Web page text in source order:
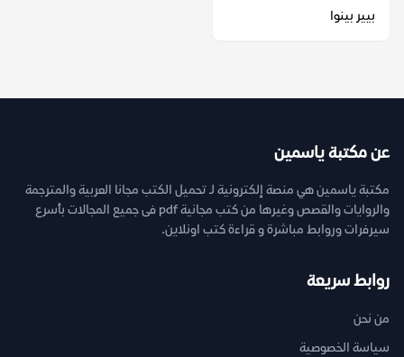
بيير بينوا
عن مكتبة ياسمين
مكتبة ياسمين هي منصة إلكترونية لـ تحميل الكتب مجانا العربية والمترجمة
والروايات والقصص وغيرها من كتب مجانية pdf فى جميع المجالات بأسرع
سيرفرات وروابط مباشرة و قراءة كتب اونلاين.
روابط سريعة
من نحن
سياسة الخصوصية